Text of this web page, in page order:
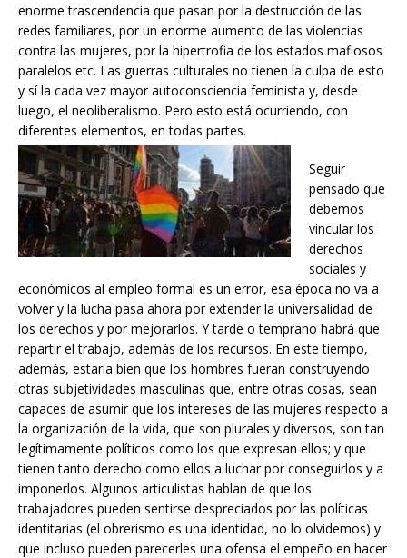
enorme trascendencia que pasan por la destrucción de las
redes familiares, por un enorme aumento de las violencias
contra las mujeres, por la hipertrofia de los estados mafiosos
paralelos etc. Las guerras culturales no tienen la culpa de esto
y sí la cada vez mayor autoconsciencia feminista y, desde
luego, el neoliberalismo. Pero esto está ocurriendo, con
diferentes elementos, en todas partes.
Seguir
pensado que
debemos
vincular los
derechos
sociales y
económicos al empleo formal es un error, esa época no va a
volver y la lucha pasa ahora por extender la universalidad de
los derechos y por mejorarlos. Y tarde o temprano habrá que
repartir el trabajo, además de los recursos. En este tiempo,
además, estaría bien que los hombres fueran construyendo
otras subjetividades masculinas que, entre otras cosas, sean
capaces de asumir que los intereses de las mujeres respecto a
la organización de la vida, que son plurales y diversos, son tan
legítimamente políticos como los que expresan ellos; y que
tienen tanto derecho como ellos a luchar por conseguirlos y a
imponerlos. Algunos articulistas hablan de que los
trabajadores pueden sentirse despreciados por las políticas
identitarias (el obrerismo es una identidad, no lo olvidemos) y
que incluso pueden parecerles una ofensa el empeño en hacer